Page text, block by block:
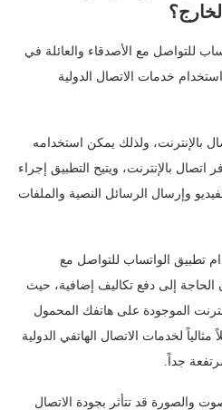
للتواصل مع الأصدقاء والعائلة في
خدمات الاتصال الدولية
بالإنترنت، ولذلك يمكن استخدامه
بالإنترنت، ويتيح التطبيق إجراء
وإرسال الرسائل النصية والملفات
تطبيق الواتساب للتواصل مع
الحاجة إلى دفع تكاليف إضافية، حيث
الموجودة على هاتفك المحمول
مثالياً لخدمات الاتصال الهاتفي الدولية
جداً.
والصورة قد تتأثر بجودة الاتصال